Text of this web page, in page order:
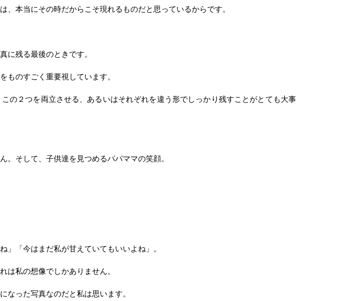
本当にその時だからこそ現れるものだと思っているからです。
に残る最後のときです。
ものすごく重要視しています。
の２つを両立させる、あるいはそれぞれを違う形でしっかり残すことがとても大事
そして、子供達を見つめるパパママの笑顔。
「今はまだ私が甘えていてもいいよね」。
は私の想像でしかありません。
なった写真なのだと私は思います。